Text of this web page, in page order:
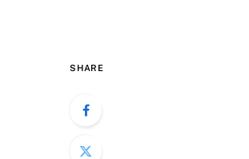
SHARE